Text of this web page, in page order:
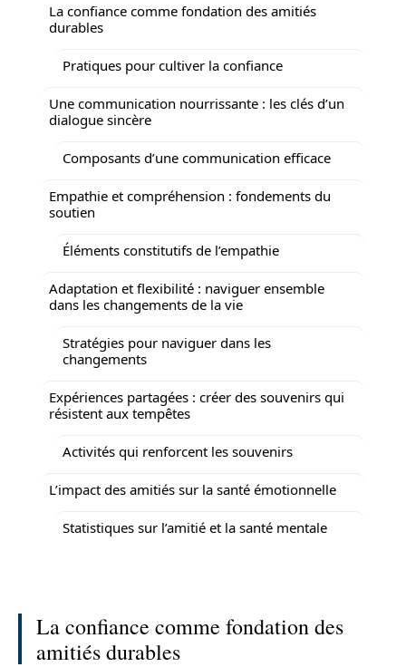
La confiance comme fondation des amitiés
durables
Pratiques pour cultiver la confiance
Une communication nourrissante : les clés d’un
dialogue sincère
Composants d’une communication efficace
Empathie et compréhension : fondements du
soutien
Éléments constitutifs de l’empathie
Adaptation et flexibilité : naviguer ensemble
dans les changements de la vie
Stratégies pour naviguer dans les
changements
Expériences partagées : créer des souvenirs qui
résistent aux tempêtes
Activités qui renforcent les souvenirs
L’impact des amitiés sur la santé émotionnelle
Statistiques sur l’amitié et la santé mentale
La confiance comme fondation des
amitiés durables